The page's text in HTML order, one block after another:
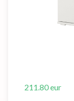
211.80 eur